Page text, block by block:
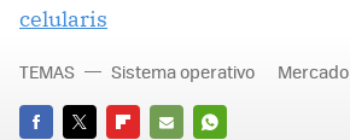
celularis
TEMAS Sistema operativo Mercado